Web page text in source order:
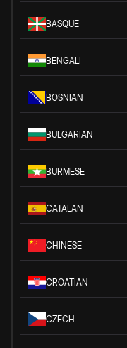
BASQUE
BENGALI
BOSNIAN
BULGARIAN
BURMESE
CATALAN
CHINESE
CROATIAN
CZECH